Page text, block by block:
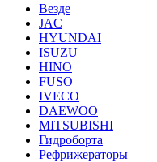
Везде
JAC
HYUNDAI
ISUZU
HINO
FUSO
IVECO
DAEWOO
MITSUBISHI
Гидроборта
Рефрижераторы